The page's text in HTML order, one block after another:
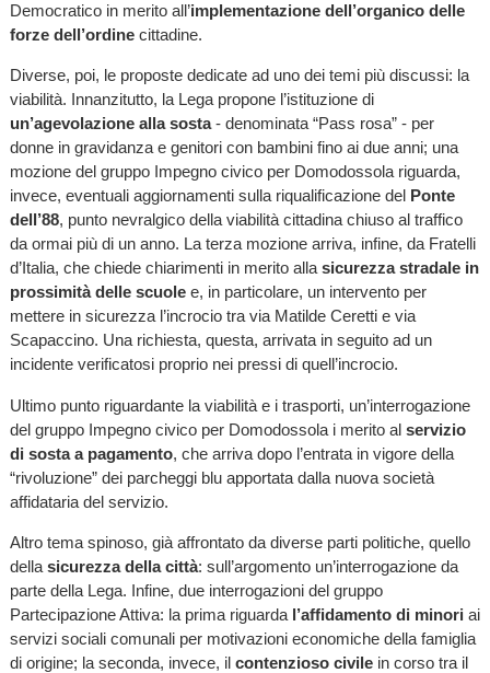
Democratico in merito all’implementazione dell’organico delle
forze dell’ordinecittadine.
Diverse, poi, le proposte dedicate ad uno dei temi più discussi: la
viabilità. Innanzitutto, la Lega propone l’istituzione di
un’agevolazione alla sosta- denominata “Pass rosa” - per
donne in gravidanza e genitori con bambini fino ai due anni; una
mozione del gruppo Impegno civico per Domodossola riguarda,
invece, eventuali aggiornamenti sulla riqualificazione del Ponte
dell’88, punto nevralgico della viabilità cittadina chiuso al traffico
da ormai più di un anno. La terza mozione arriva, infine, da Fratelli
d’Italia, che chiede chiarimenti in merito alla sicurezza stradale in
prossimità delle scuolee, in particolare, un intervento per
mettere in sicurezza l’incrocio tra via Matilde Ceretti e via
Scapaccino. Una richiesta, questa, arrivata in seguito ad un
incidente verificatosi proprio nei pressi di quell’incrocio.
Ultimo punto riguardante la viabilità e i trasporti, un’interrogazione
del gruppo Impegno civico per Domodossola i merito al servizio
di sosta a pagamento, che arriva dopo l’entrata in vigore della
“rivoluzione” dei parcheggi blu apportata dalla nuova società
affidataria del servizio.
Altro tema spinoso, già affrontato da diverse parti politiche, quello
della sicurezza della città: sull’argomento un’interrogazione da
parte della Lega. Infine, due interrogazioni del gruppo
Partecipazione Attiva: la prima riguarda l’affidamento di minori ai
servizi sociali comunali per motivazioni economiche della famiglia
di origine; la seconda, invece, il contenzioso civilein corso tra il